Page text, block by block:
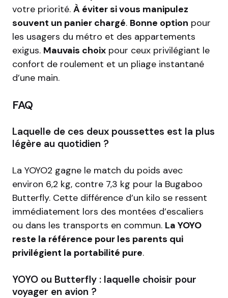
votre priorité. À éviter si vous manipulez
souvent un panier chargé. Bonne option pour
les usagers du métro et des appartements
exigus. Mauvais choix pour ceux privilégiant le
confort de roulement et un pliage instantané
d’une main.
FAQ
Laquelle de ces deux poussettes est la plus
légère au quotidien ?
La YOYO2 gagne le match du poids avec
environ 6,2 kg, contre 7,3 kg pour la Bugaboo
Butterfly. Cette différence d’un kilo se ressent
immédiatement lors des montées d’escaliers
ou dans les transports en commun. La YOYO
reste la référence pour les parents qui
privilégient la portabilité pure.
YOYO ou Butterfly : laquelle choisir pour
voyager en avion ?